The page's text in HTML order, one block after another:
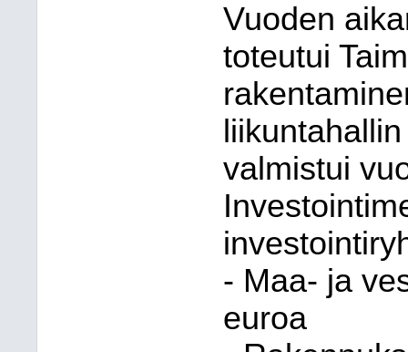
Vuoden
toteutui
valmistui
- Maa- ja
euroa